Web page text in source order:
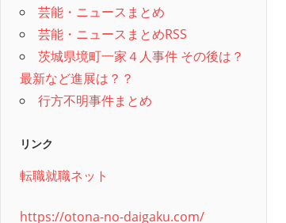
芸能・ニュースまとめ
芸能・ニュースまとめRSS
茨城県境町一家４人事件 その後は？
最新など進展は？？
行方不明事件まとめ
リンク
転職就職ネット
https://otona-no-daigaku.com/